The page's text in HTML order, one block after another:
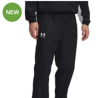
NEW